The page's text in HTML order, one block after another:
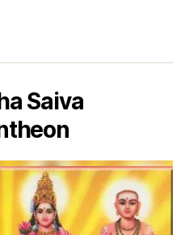
Saiva